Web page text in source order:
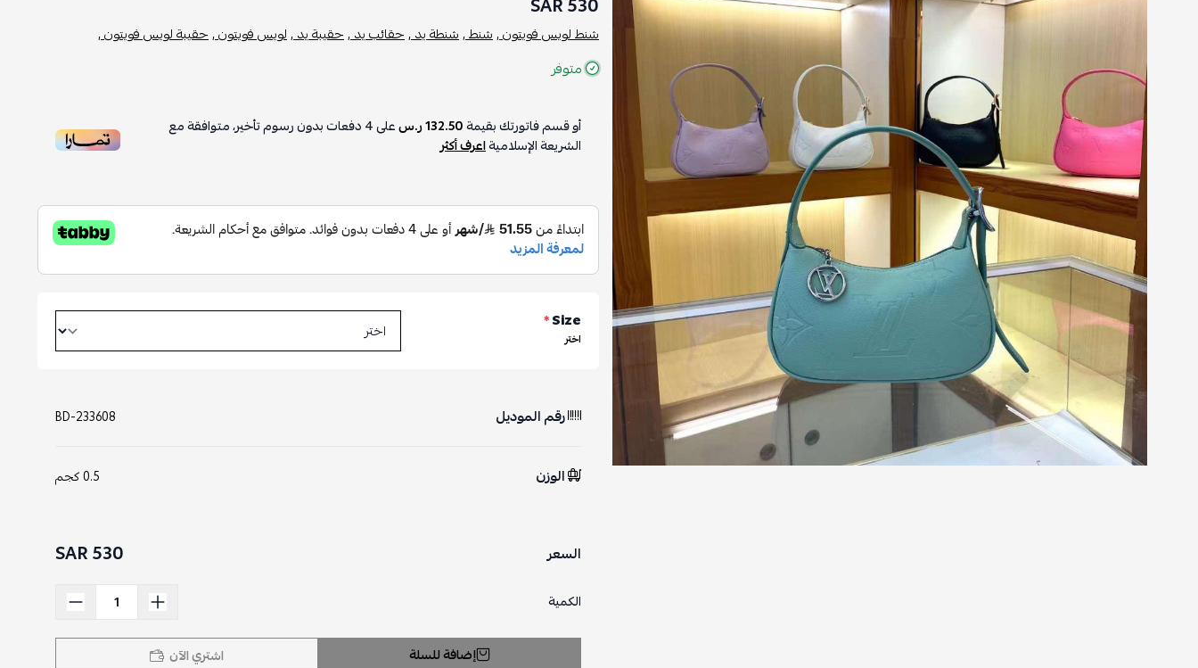
شنط لويس فويتون ,شنط ,شنطة يد ,حقائب يد ,حقيبة يد ,لويس فويتون ,حقيبة لويس فويتون ,
متوفر
أو قسم فاتورتك بقيمة132.50 ر.س على4دفعات بدون رسوم تأخير، متوافقة مع
الشريعة الإسلاميةاعرف أكثر
Size
*
اختر
رقم الموديل BD-233608
الوزن 0.5 كجم
السعر 530 SAR
الكمية
إضافة للسلة اشتري الآن